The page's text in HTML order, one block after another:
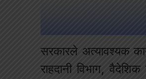
सरकारले अत्यावश्यक
राहदानी विभाग,